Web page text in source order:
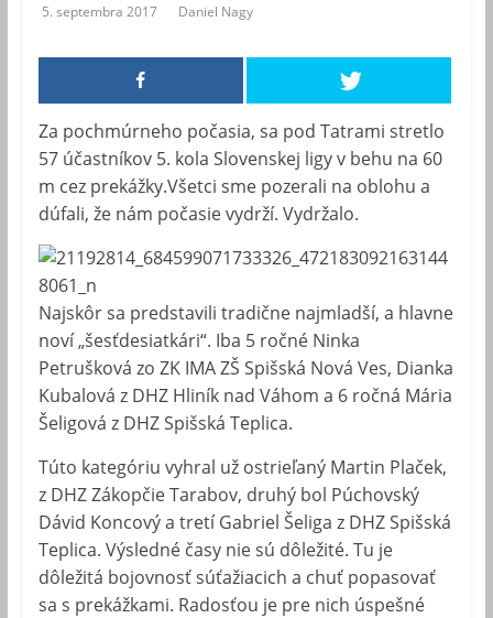
5. septembra 2017 Daniel Nagy
Za pochmúrneho počasia, sa pod Tatrami stretlo
57 účastníkov 5. kola Slovenskej ligy v behu na 60
m cez prekážky.Všetci sme pozerali na oblohu a
dúfali, že nám počasie vydrží. Vydržalo.
Najskôr sa predstavili tradične najmladší, a hlavne
noví „šesťdesiatkári“. Iba 5 ročné Ninka
Petrušková zo ZK IMA ZŠ Spišská Nová Ves, Dianka
Kubalová z DHZ Hliník nad Váhom a 6 ročná Mária
Šeligová z DHZ Spišská Teplica.
Túto kategóriu vyhral už ostrieľaný Martin Plaček,
z DHZ Zákopčie Tarabov, druhý bol Púchovský
Dávid Koncový a tretí Gabriel Šeliga z DHZ Spišská
Teplica. Výsledné časy nie sú dôležité. Tu je
dôležitá bojovnosť súťažiacich a chuť popasovať
sa s prekážkami. Radosťou je pre nich úspešné